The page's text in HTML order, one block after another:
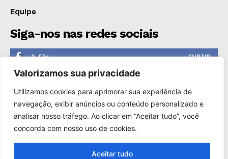
Valorizamos sua privacidade
Utilizamos cookies para aprimorar sua experiência de
navegação, exibir anúncios ou conteúdo personalizado e
analisar nosso tráfego. Ao clicar em “Aceitar tudo”, você
concorda com nosso uso de cookies.
Aceitar tudo
Equipe
Siga-nos nas redes sociais
0 Fãs CURTIR
0 Seguidores
0 Inscritos INSCREVER
Copyright © 2000-2025. Reprodução proibida sem a autorização